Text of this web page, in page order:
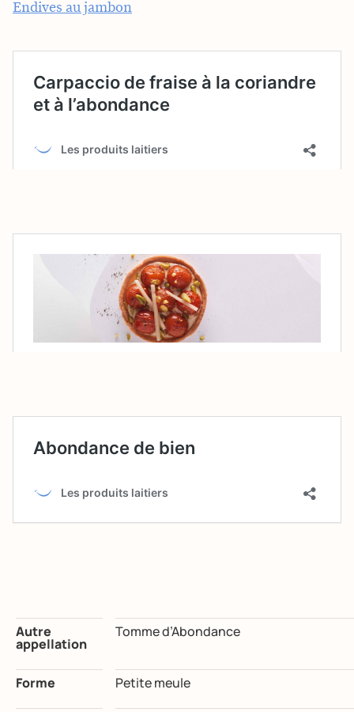
Endives au jambon
Autre
appellation
Tomme d’Abondance
Forme Petite meule